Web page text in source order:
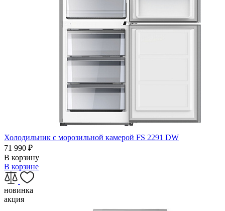
Холодильник с морозильной камерой FS 2291 DW
71 990 ₽
В корзину
В корзине
новинка
акция